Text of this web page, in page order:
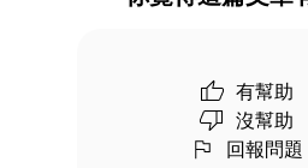
有幫助
沒幫助
回報問題